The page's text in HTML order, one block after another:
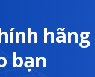
hãng
bạn